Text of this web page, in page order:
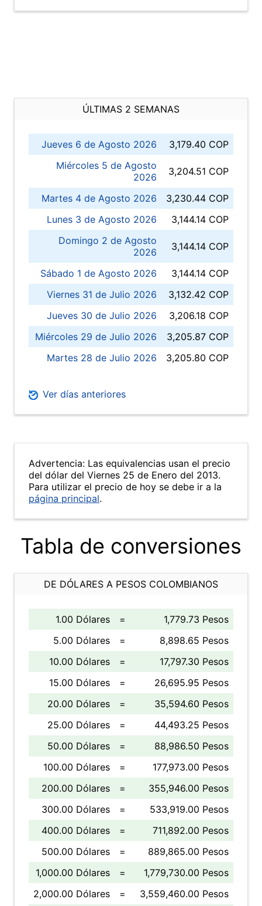
ÚLTIMAS 2 SEMANAS
Jueves 6 de Agosto 2026
3,179.40 COP
Miércoles 5 de Agosto
2026
3,204.51 COP
Martes 4 de Agosto 2026
3,230.44 COP
Lunes 3 de Agosto 2026
3,144.14 COP
Domingo 2 de Agosto
2026
3,144.14 COP
Sábado 1 de Agosto 2026
3,144.14 COP
Viernes 31 de Julio 2026
3,132.42 COP
Jueves 30 de Julio 2026
3,206.18 COP
Miércoles 29 de Julio 2026
3,205.87 COP
Martes 28 de Julio 2026
3,205.80 COP
Ver días anteriores
Advertencia: Las equivalencias usan el precio
del dólar del Viernes 25 de Enero del 2013.
Para utilizar el precio de hoy se debe ir a la
página principal.
Tabla de conversiones
DE DÓLARES A PESOS COLOMBIANOS
1.00 Dólares =
1,779.73 Pesos
5.00 Dólares
=
8,898.65 Pesos
10.00 Dólares
=
17,797.30 Pesos
15.00 Dólares
=
26,695.95 Pesos
20.00 Dólares
=
35,594.60 Pesos
25.00 Dólares
=
44,493.25 Pesos
50.00 Dólares
=
88,986.50 Pesos
100.00 Dólares
=
177,973.00 Pesos
200.00 Dólares
=
355,946.00 Pesos
300.00 Dólares
=
533,919.00 Pesos
400.00 Dólares
=
711,892.00 Pesos
500.00 Dólares
=
889,865.00 Pesos
1,000.00 Dólares
=
1,779,730.00 Pesos
2,000.00 Dólares
=
3,559,460.00 Pesos